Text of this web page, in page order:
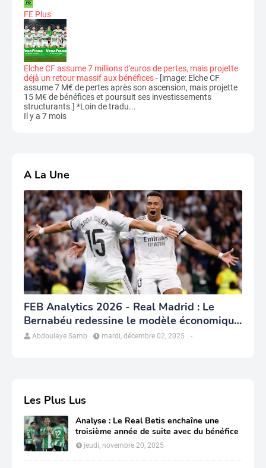
FE Plus
Elche CF assume 7 millions d'euros de pertes, mais projette
déjà un retour massif aux bénéfices- [image: Elche CF
assume 7 M€ de pertes après son ascension, mais projette
15 M€ de bénéfices et poursuit ses investissements
structurants.] *Loin de tradu...
Il y a 7 mois
A La Une
FEB Analytics 2026 - Real Madrid : Le
Bernabéu redessine le modèle économique
du club
Abdoulaye Samb -
mardi, décembre 02, 2025
Les Plus Lus
Analyse : Le Real Betis enchaîne une
troisième année de suite avec du bénéfice
jeudi, novembre 20, 2025